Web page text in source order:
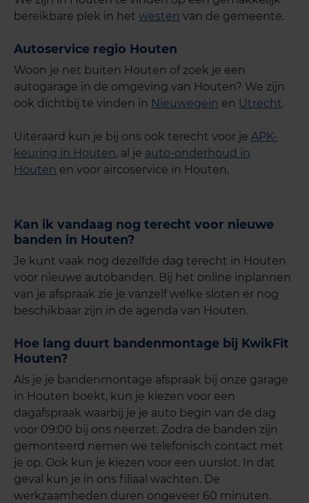
bereikbare plek in het westen van de gemeente.
Autoservice regio Houten
Woon je net buiten Houten of zoek je een
autogarage in de omgeving van Houten? We zijn
ook dichtbij te vinden in Nieuwegein en Utrecht.
Uiteraard kun je bij ons ook terecht voor je APK-
keuring in Houten, al je auto-onderhoud in
Houten en voor aircoservice in Houten.
Kan ik vandaag nog terecht voor nieuwe
banden in Houten?
Je kunt vaak nog dezelfde dag terecht in Houten
voor nieuwe autobanden. Bij het online inplannen
van je afspraak zie je vanzelf welke sloten er nog
beschikbaar zijn in de agenda van Houten.
Hoe lang duurt bandenmontage bij KwikFit
Houten?
Als je je bandenmontage afspraak bij onze garage
in Houten boekt, kun je kiezen voor een
dagafspraak waarbij je je auto begin van de dag
voor 09:00 bij ons neerzet. Zodra de banden zijn
gemonteerd nemen we telefonisch contact met
je op. Ook kun je kiezen voor een uurslot. In dat
geval kun je in ons filiaal wachten. De
werkzaamheden duren ongeveer 60 minuten.